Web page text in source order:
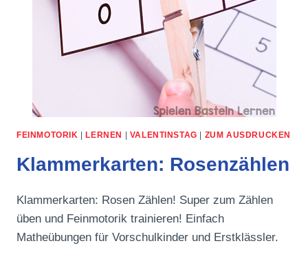
FEINMOTORIK LERNEN VALENTINSTAG ZUM AUSDRUCKEN
Klammerkarten: Rosenzählen
Klammerkarten: Rosen Zählen! Super zum Zählen
üben und Feinmotorik trainieren! Einfach
Matheübungen für Vorschulkinder und Erstklässler.